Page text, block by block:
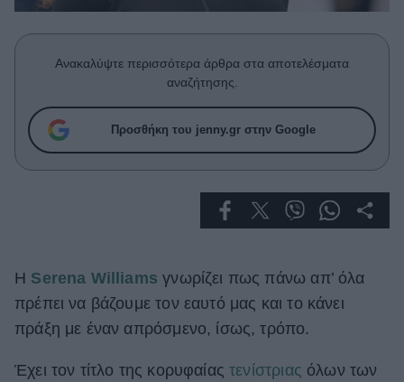
Συνεντεύξεις
Ask the Guru
Success Stories
Deco
Cooking
Green
Ανακαλύψτε περισσότερα άρθρα στα αποτελέσματα
αναζήτησης.
Προσθήκη του jenny.gr στην Google
Η Serena Williams γνωρίζει πως πάνω απ’ όλα
πρέπει να βάζουμε τον εαυτό μας και το κάνει
πράξη με έναν απρόσμενο, ίσως, τρόπο.
Έχει τον τίτλο της κορυφαίαςτενίστριας όλων των